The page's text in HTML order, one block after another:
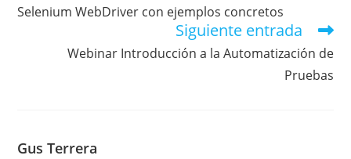
Selenium WebDriver con ejemplos concretos
Siguiente entrada
Webinar Introducción a la Automatización de
Pruebas
Gus Terrera